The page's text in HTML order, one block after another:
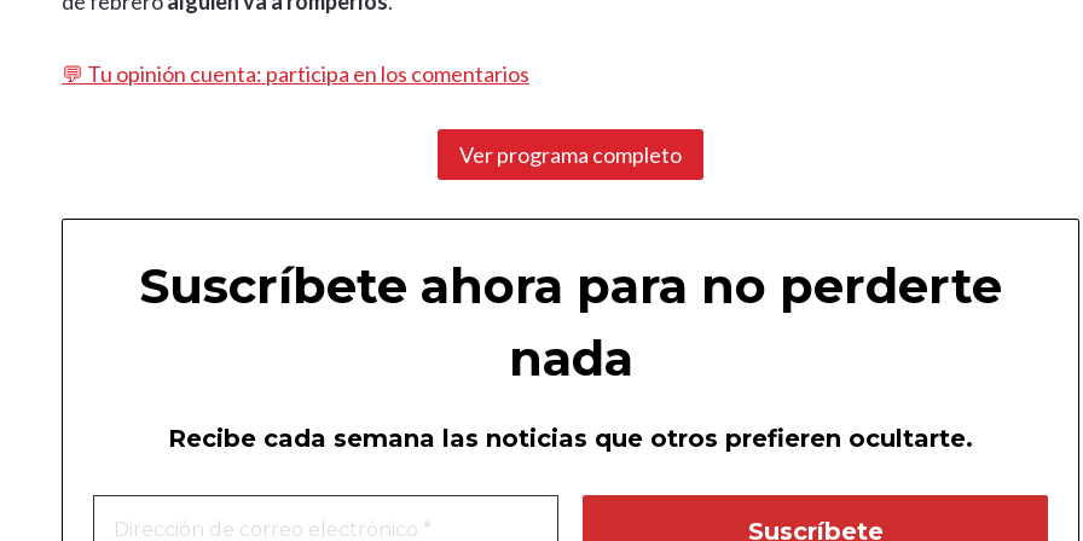
💬 Tu opinión cuenta: participa en los comentarios
Ver programa completo
Suscríbete ahora para no perderte
nada
Recibe cada semana las noticias que otros prefieren ocultarte.